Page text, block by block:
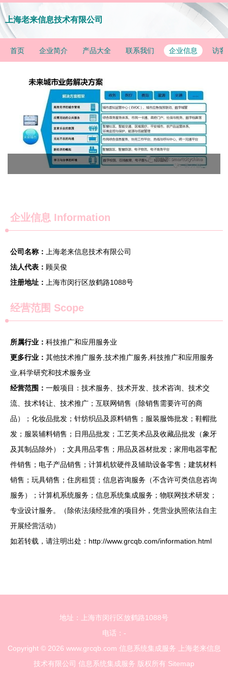
上海老来信息技术有限公司
首页 企业简介 产品大全 联系我们 企业信息 访客
企业信息 Information
公司名称：
上海老来信息技术有限公司
法人代表： 顾吴俊
注册地址：
上海市闵行区放鹤路1088号
经营范围 Scope
所属行业： 科技推广和应用服务业
更多行业： 其他技术推广服务,技术推广服务,科技推广和应用服务
业,科学研究和技术服务业
经营范围： 一般项目：技术服务、技术开发、技术咨询、技术交
流、技术转让、技术推广；互联网销售（除销售需要许可的商
品）；化妆品批发；针纺织品及原料销售；服装服饰批发；鞋帽批
发；服装辅料销售；日用品批发；工艺美术品及收藏品批发（象牙
及其制品除外）；文具用品零售；用品及器材批发；家用电器零配
件销售；电子产品销售；计算机软硬件及辅助设备零售；建筑材料
销售；玩具销售；住房租赁；信息咨询服务（不含许可类信息咨询
服务）；计算机系统服务；信息系统集成服务；物联网技术研发；
专业设计服务。（除依法须经批准的项目外，凭营业执照依法自主
开展经营活动）
如若转载，请注明出处：http://www.grcqb.com/information.html
地址：上海市闵行区放鹤路1088号
电话：-
Copyright © 2026 www.grcqb.com 信息系统集成服务
上海老来信息
技术有限公司 信息系统集成服务 版权所有 Sitemap